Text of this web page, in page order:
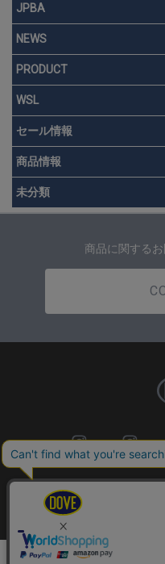
JPBA
NEWS
PRODUCT
WSL
セール情報
商品情報
未分類
商品に関する
DOVE FACTORY
COMPANY
Copyright©2018 DOVE